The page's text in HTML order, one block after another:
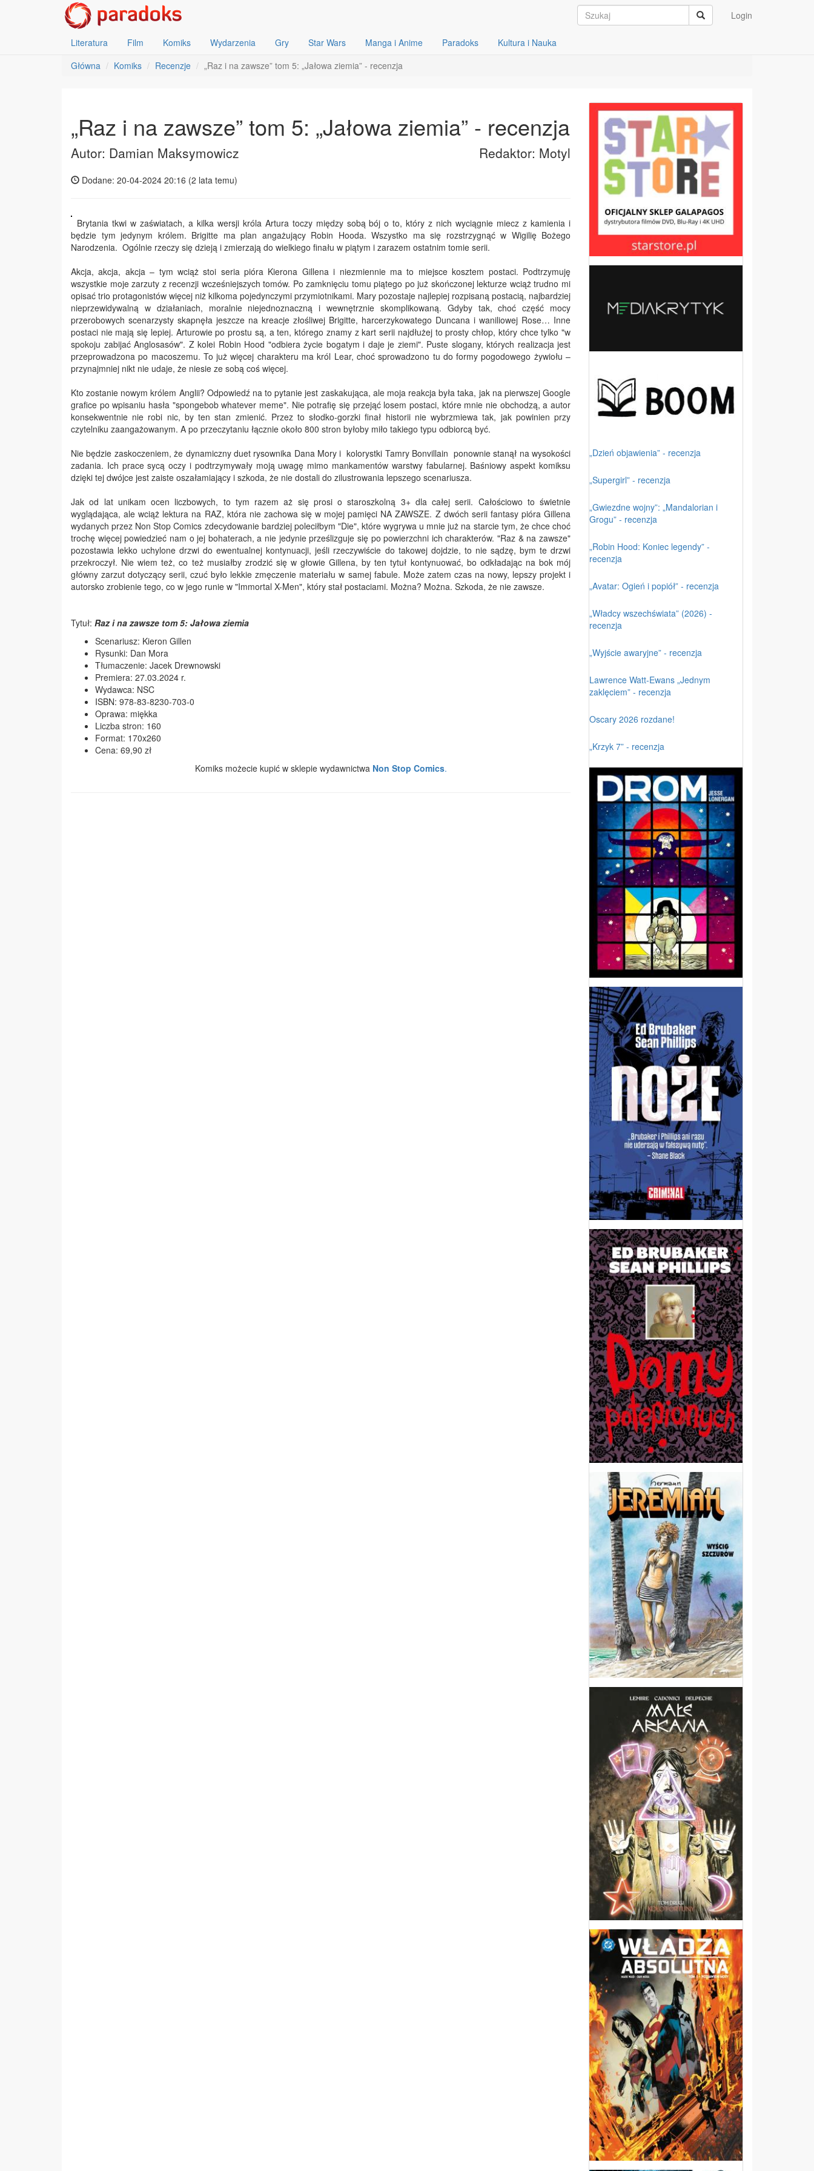
Login
Literatura Film Komiks Wydarzenia Gry Star Wars Manga i Anime Paradoks
Kultura i Nauka
Główna
Komiks Recenzje „Raz i na zawsze” tom 5: „Jałowa ziemia” - recenzja
„Raz i na zawsze” tom 5: „Jałowa ziemia” - recenzja
Autor: Damian Maksymowicz Redaktor: Motyl
Dodane: 20-04-2024 20:16 (2 lata temu)
Brytania tkwi w zaświatach, a kilka wersji króla Artura toczy między sobą bój o to, który z nich wyciągnie miecz z kamienia i
będzie tym jedynym królem. Brigitte ma plan angażujący Robin Hooda. Wszystko ma się rozstrzygnąć w Wigilię Bożego
Narodzenia. Ogólnie rzeczy się dzieją i zmierzają do wielkiego finału w piątym i zarazem ostatnim tomie serii.
Akcja, akcja, akcja – tym wciąż stoi seria pióra Kierona Gillena i niezmiennie ma to miejsce kosztem postaci. Podtrzymuję
wszystkie moje zarzuty z recenzji wcześniejszych tomów. Po zamknięciu tomu piątego po już skończonej lekturze wciąż trudno mi
opisać trio protagonistów więcej niż kilkoma pojedynczymi przymiotnikami. Mary pozostaje najlepiej rozpisaną postacią, najbardziej
nieprzewidywalną w działaniach, moralnie niejednoznaczną i wewnętrznie skomplikowaną. Gdyby tak, choć część mocy
przerobowych scenarzysty skapnęła jeszcze na kreacje złośliwej Brigitte, harcerzykowatego Duncana i waniliowej Rose… Inne
postaci nie mają się lepiej. Arturowie po prostu są, a ten, którego znamy z kart serii najdłużej to prosty chłop, który chce tylko "w
spokoju zabijać Anglosasów". Z kolei Robin Hood "odbiera życie bogatym i daje je ziemi". Puste slogany, których realizacja jest
przeprowadzona po macoszemu. To już więcej charakteru ma król Lear, choć sprowadzono tu do formy pogodowego żywiołu –
przynajmniej nikt nie udaje, że niesie ze sobą coś więcej.
Kto zostanie nowym królem Anglii? Odpowiedź na to pytanie jest zaskakująca, ale moja reakcja była taka, jak na pierwszej Google
grafice po wpisaniu hasła "spongebob whatever meme". Nie potrafię się przejąć losem postaci, które mnie nie obchodzą, a autor
konsekwentnie nie robi nic, by ten stan zmienić. Przez to słodko-gorzki finał historii nie wybrzmiewa tak, jak powinien przy
czytelniku zaangażowanym. A po przeczytaniu łącznie około 800 stron byłoby miło takiego typu odbiorcą być.
Nie będzie zaskoczeniem, że dynamiczny duet rysownika Dana Mory i kolorystki Tamry Bonvillain ponownie stanął na wysokości
zadania. Ich prace sycą oczy i podtrzymywały moją uwagę mimo mankamentów warstwy fabularnej. Baśniowy aspekt komiksu
dzięki tej dwójce jest zaiste oszałamiający i szkoda, że nie dostali do zilustrowania lepszego scenariusza.
Jak od lat unikam ocen liczbowych, to tym razem aż się prosi o staroszkolną 3+ dla całej serii. Całościowo to świetnie
wyglądająca, ale wciąż lektura na RAZ, która nie zachowa się w mojej pamięci NA ZAWSZE. Z dwóch serii fantasy pióra Gillena
wydanych przez Non Stop Comics zdecydowanie bardziej poleciłbym "Die", które wygrywa u mnie już na starcie tym, że chce choć
trochę więcej powiedzieć nam o jej bohaterach, a nie jedynie prześlizguje się po powierzchni ich charakterów. "Raz & na zawsze"
pozostawia lekko uchylone drzwi do ewentualnej kontynuacji, jeśli rzeczywiście do takowej dojdzie, to nie sądzę, bym te drzwi
przekroczył. Nie wiem też, co też musiałby zrodzić się w głowie Gillena, by ten tytuł kontynuować, bo odkładając na bok mój
główny zarzut dotyczący serii, czuć było lekkie zmęczenie materiału w samej fabule. Może zatem czas na nowy, lepszy projekt i
autorsko zrobienie tego, co w jego runie w "Immortal X-Men", który stał postaciami. Można? Można. Szkoda, że nie zawsze.
Tytuł: Raz i na zawsze tom 5: Jałowa ziemia
Scenariusz: Kieron Gillen
Rysunki: Dan Mora
Tłumaczenie: Jacek Drewnowski
Premiera: 27.03.2024 r.
Wydawca: NSC
ISBN: 978-83-8230-703-0
Oprawa: miękka
Liczba stron: 160
Format: 170x260
Cena: 69,90 zł
Komiks możecie kupić w sklepie wydawnictwa Non Stop Comics.
„Dzień objawienia” - recenzja
„Supergirl” - recenzja
„Gwiezdne wojny”: „Mandalorian i
Grogu” - recenzja
„Robin Hood: Koniec legendy” -
recenzja
„Avatar: Ogień i popiół” - recenzja
„Władcy wszechświata” (2026) -
recenzja
„Wyjście awaryjne” - recenzja
Lawrence Watt-Ewans „Jednym
zaklęciem” - recenzja
Oscary 2026 rozdane!
„Krzyk 7” - recenzja